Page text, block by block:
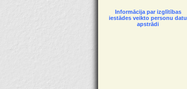
Informācija par izglītības
iestādes veikto personu datu
apstrādi